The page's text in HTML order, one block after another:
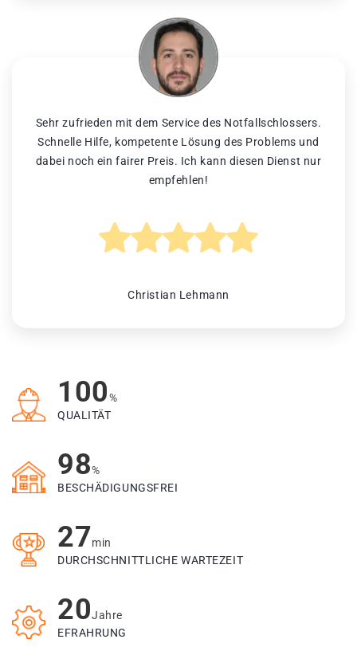
Sehr zufrieden mit dem Service des Notfallschlossers.
Schnelle Hilfe, kompetente Lösung des Problems und
dabei noch ein fairer Preis. Ich kann diesen Dienst nur
empfehlen!
Christian Lehmann
100%
QUALITÄT
98%
BESCHÄDIGUNGSFREI
27min
DURCHSCHNITTLICHE WARTEZEIT
20Jahre
EFRAHRUNG